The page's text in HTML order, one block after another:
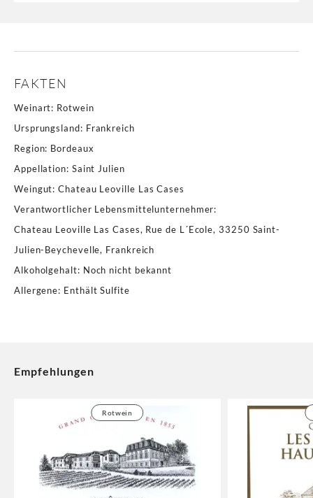
FAKTEN
Weinart: Rotwein
Ursprungsland: Frankreich
Region: Bordeaux
Appellation: Saint Julien
Weingut: Chateau Leoville Las Cases
Verantwortlicher Lebensmittelunternehmer:
Chateau Leoville Las Cases, Rue de L´Ecole, 33250 Saint-
Julien-Beychevelle, Frankreich
Alkoholgehalt: Noch nicht bekannt
Allergene: Enthält Sulfite
Empfehlungen
Rotwein